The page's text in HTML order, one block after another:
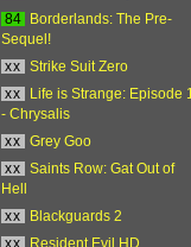
84
Borderlands: The Pre-
Sequel!
xx
Strike Suit Zero
xx
Life is Strange: Episode 1
- Chrysalis
xx
Grey Goo
xx
Saints Row: Gat Out of
Hell
xx
Blackguards 2
xx
Resident Evil HD